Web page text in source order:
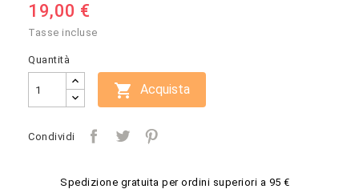
19,00 €
Tasse incluse
Quantità
 Acquista
Condividi
Spedizione gratuita per ordini superiori a 95 €